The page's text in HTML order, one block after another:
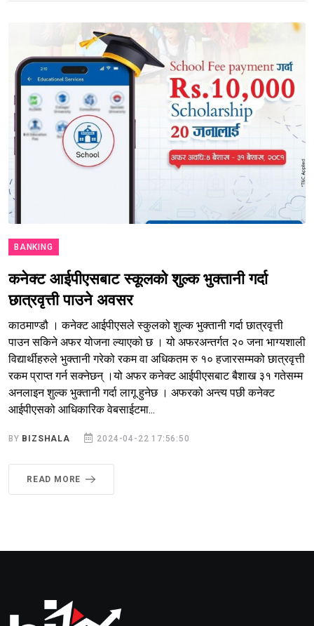
BANKING
कनेक्ट आईपीएसबाट स्कूलको शुल्क भुक्तानी गर्दा
छात्रवृत्ती पाउने अवसर
काठमाण्डौ । कनेक्ट आईपीएसले स्कुलको शुल्क भुक्तानी गर्दा छात्रवृत्ती
पाउन सकिने अफर योजना ल्याएको छ । यो अफरअन्तर्गत २० जना भाग्यशाली
विद्यार्थीहरुले भुक्तानी गरेको रकम वा अधिकतम रु १० हजारसम्मको छात्रवृत्ती
रकम प्राप्त गर्न सक्नेछन् ।यो अफर कनेक्ट आईपीएसबाट बैशाख ३१ गतेसम्म
अनलाइन शुल्क भुक्तानी गर्दा लागू हुनेछ । अफरको अन्त्य पछी कनेक्ट
आईपीएसको आधिकारिक वेबसाईटमा...
BY BIZSHALA 2024-04-22 17:56:50
READ MORE